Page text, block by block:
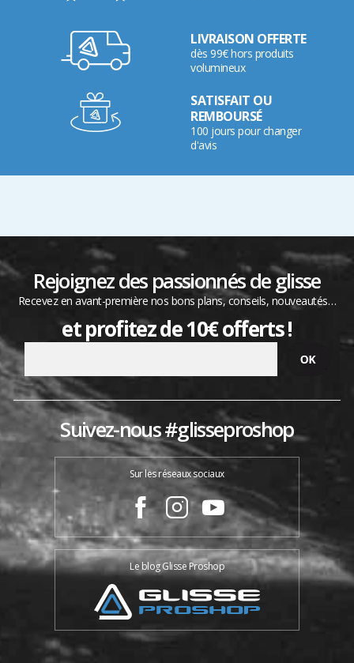
LIVRAISON OFFERTE
dès 99€ hors produits
volumineux
SATISFAIT OU
REMBOURSÉ
100 jours pour changer
d'avis
Rejoignez des passionnés de glisse
Recevez en avant-première nos bons plans, conseils, nouveautés…
et profitez de 10€ offerts !
Suivez-nous #glisseproshop
Sur les réseaux sociaux
Le blog Glisse Proshop